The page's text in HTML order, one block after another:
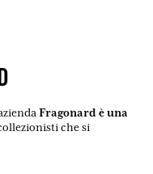
Fragonard è una
che si